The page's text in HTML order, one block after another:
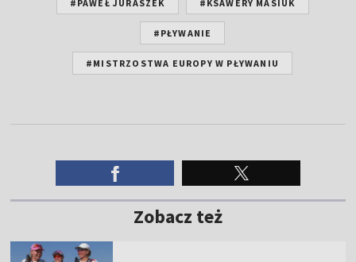
#PAWEŁ JURASZEK #KSAWERY MASIUK
#PŁYWANIE
#MISTRZOSTWA EUROPY W PŁYWANIU
Zobacz też